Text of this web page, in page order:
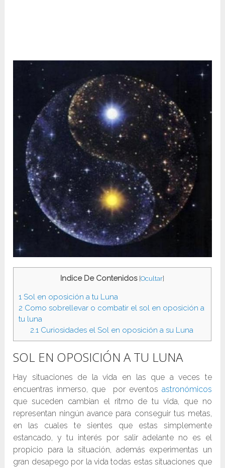
Indice De Contenidos [Ocultar]
1 Sol en oposición a tu Luna
2 Como sobrellevar o combatir el sol en oposición a
tu luna
2.1Curiosidades el Sol en oposición a su Luna
SOL EN OPOSICIÓN A TU LUNA
Hay situaciones de la vida en las que a veces te
encuentras inmerso, que por eventos astronómicos
que suceden cambian el ritmo de tu vida, que no
representan ningún avance para conseguir tus metas,
en las cuales te sientes que estas simplemente
estancado, y tu interés por salir adelante no es el
propicio para la situación, además experimentas un
gran desapego por la vida todas estas situaciones que